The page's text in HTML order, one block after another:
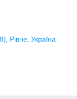
Рівне, Україна